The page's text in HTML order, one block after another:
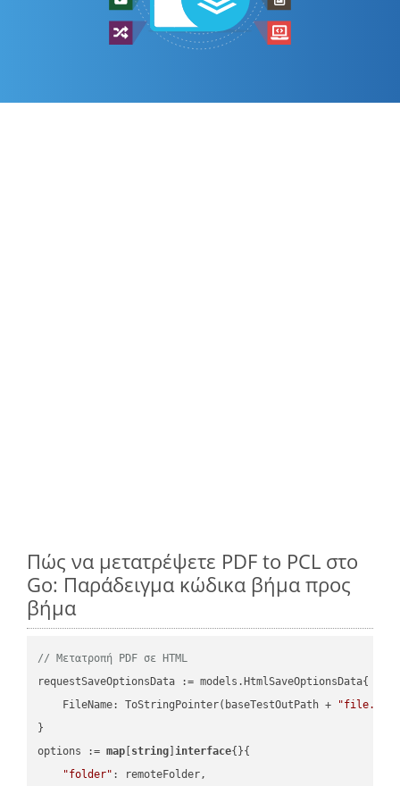
Πώς να μετατρέψετε PDF to PCL στο
Go: Παράδειγμα κώδικα βήμα προς
βήμα
// Μετατροπή PDF σε HTML
requestSaveOptionsData := models.HtmlSaveOptionsData{
    FileName: ToStringPointer(baseTestOutPath +
"file.PDF"
}
options := map string ]interface{}{
"folder" : remoteFolder,